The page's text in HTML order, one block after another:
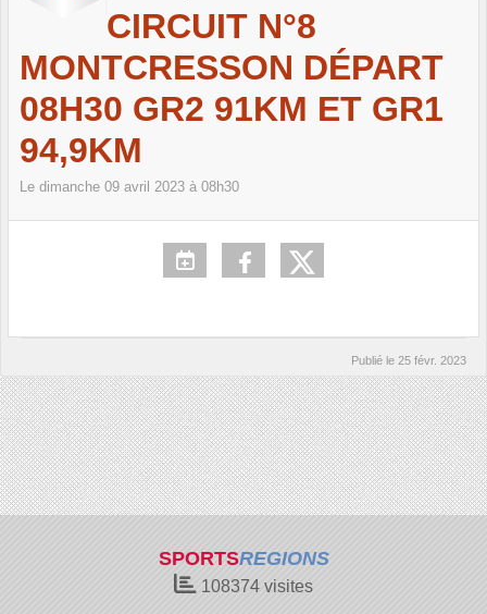
CIRCUIT N°8
MONTCRESSON DÉPART
08H30 GR2 91KM ET GR1
94,9KM
Le dimanche 09 avril 2023 à 08h30
Publié le 25 févr. 2023
SPORTSREGIONS
108374 visites